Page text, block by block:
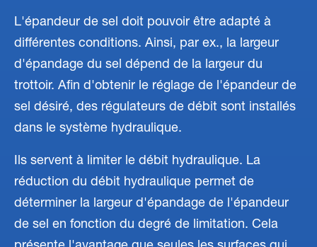
L'épandeur de sel doit pouvoir être adapté à
différentes conditions. Ainsi, par ex., la largeur
d'épandage du sel dépend de la largeur du
trottoir. Afin d'obtenir le réglage de l'épandeur de
sel désiré, des régulateurs de débit sont installés
dans le système hydraulique.
Ils servent à limiter le débit hydraulique. La
réduction du débit hydraulique permet de
déterminer la largeur d'épandage de l'épandeur
de sel en fonction du degré de limitation. Cela